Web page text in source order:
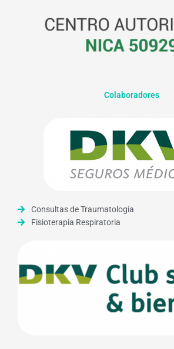
Colaboradores
Consultas de Traumatología
Fisioterapia Respiratoria